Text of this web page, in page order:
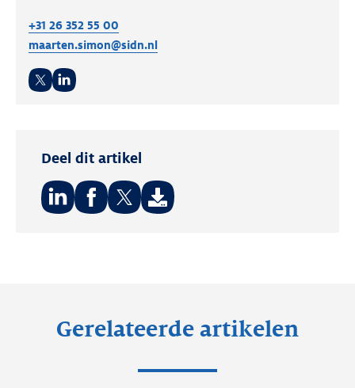
+31 26 352 55 00
maarten.simon@sidn.nl
Deel dit artikel
Gerelateerde artikelen